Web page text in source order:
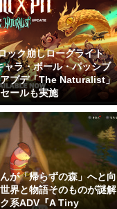
ック崩しローグライト
ラ・ボール・パッシブ
プデ「The Naturalist」
ールも実施
が「帰らずの森」へと向
界と物語そのものが謎解
系ADV『A Tiny